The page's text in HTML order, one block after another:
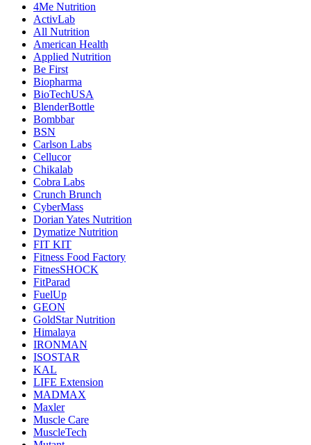
4Me Nutrition
ActivLab
All Nutrition
American Health
Applied Nutrition
Be First
Biopharma
BioTechUSA
BlenderBottle
Bombbar
BSN
Carlson Labs
Cellucor
Chikalab
Cobra Labs
Crunch Brunch
CyberMass
Dorian Yates Nutrition
Dymatize Nutrition
FIT KIT
Fitness Food Factory
FitnesSHOCK
FitParad
FuelUp
GEON
GoldStar Nutrition
Himalaya
IRONMAN
ISOSTAR
KAL
LIFE Extension
MADMAX
Maxler
Muscle Care
MuscleTech